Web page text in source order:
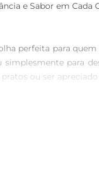
e Sabor em Cada
perfeita para
para
ou ser apreciado